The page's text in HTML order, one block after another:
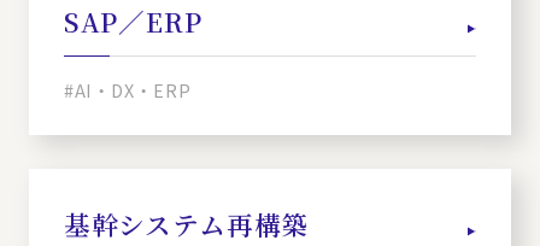
SAP／ERP
#AI・DX・ERP
基幹システム再構築